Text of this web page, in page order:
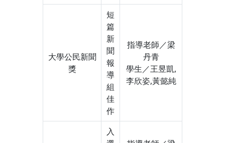
大學公民新聞
獎
短
篇
新
聞
報
導
組
佳
作
指導老師／梁
丹青
學生／王昱凱,
李欣姿,黃懿純
入